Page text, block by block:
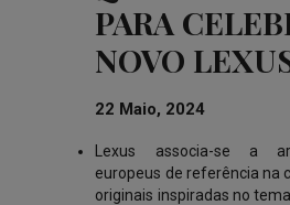
PARA
NOVO
22 Maio, 2024
Lexus associa-se a
europeus de referência na
originais inspiradas no